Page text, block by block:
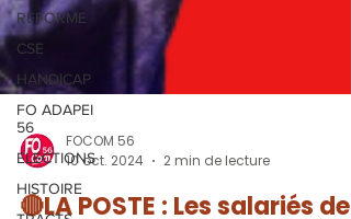
REFORME
CSE
HANDICAP
FO ADAPEI
56
ELECTIONS
HISTOIRE10 oct. 2024
2 min de lecture